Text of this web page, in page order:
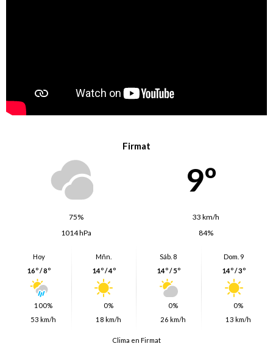
Firmat
9º
75%
33 km/h
1014 hPa
84%
Hoy
16º / 8º
100%
53 km/h
Mñn.
14º / 4º
0%
18 km/h
Sáb. 8
14º / 5º
0%
26 km/h
Dom. 9
14º / 3º
0%
13 km/h
Clima en Firmat